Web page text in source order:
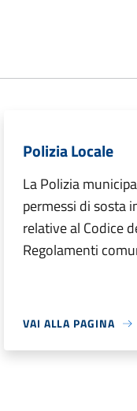
Polizia Locale
La Polizia
permessi di sosta
relative al Codice
Regolamenti
VAI ALLA PAGINA